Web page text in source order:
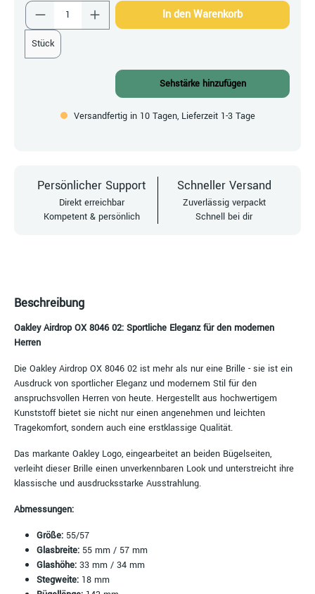
Produkt Anzahl: Gib den gewünschten Wert
Stück
In den Warenkorb
Sehstärke hinzufügen
Versandfertig in 10 Tagen, Lieferzeit 1-3 Tage
Persönlicher Support
Direkt erreichbar
Kompetent & persönlich
Schneller Versand
Zuverlässig verpackt
Schnell bei dir
Beschreibung
Oakley Airdrop OX 8046 02: Sportliche Eleganz für den modernen
Herren
Die Oakley Airdrop OX 8046 02 ist mehr als nur eine Brille - sie ist ein
Ausdruck von sportlicher Eleganz und modernem Stil für den
anspruchsvollen Herren von heute. Hergestellt aus hochwertigem
Kunststoff bietet sie nicht nur einen angenehmen und leichten
Tragekomfort, sondern auch eine erstklassige Qualität.
Das markante Oakley Logo, eingearbeitet an beiden Bügelseiten,
verleiht dieser Brille einen unverkennbaren Look und unterstreicht ihre
klassische und ausdrucksstarke Ausstrahlung.
Abmessungen:
Größe: 55/57
Glasbreite: 55 mm / 57 mm
Glashöhe: 33 mm / 34 mm
Stegweite: 18 mm